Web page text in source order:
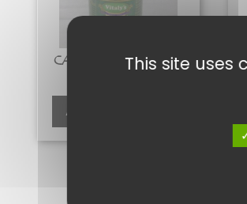
CAPRES AU VINAIGRE
Ajouter au panier
This site